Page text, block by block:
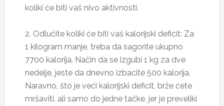
koliki će biti vaš nivo aktivnosti.
2. Odlučite koliki će biti vaš kalorijski deficit: Za
1 kilogram manje, treba da sagorite ukupno
7700 kalorija. Način da se izgubi 1 kg za dve
nedelje, jeste da dnevno izbacite 500 kalorija.
Naravno, što je veći kalorijski deficit, brže ćete
mršaviti, ali samo do jedne tačke, jer je preveliki